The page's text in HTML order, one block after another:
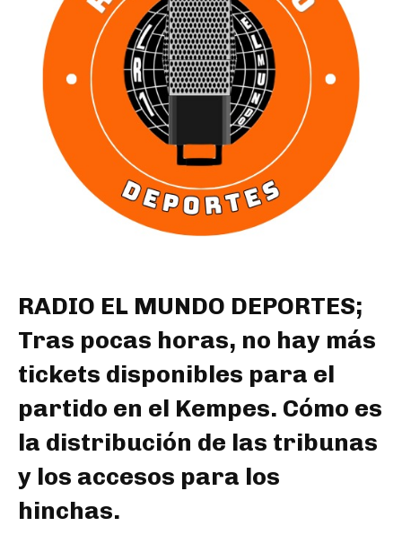
RADIO EL MUNDO DEPORTES;
Tras pocas horas, no hay más
tickets disponibles para el
partido en el Kempes. Cómo es
la distribución de las tribunas
y los accesos para los
hinchas.